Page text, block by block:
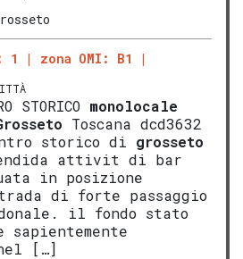
1 zona OMI: B1
STORICO monolocale
Toscana dcd3632
storico di grosseto
attivit di bar
in posizione
di forte passaggio
il fondo stato
sapientemente
[…]